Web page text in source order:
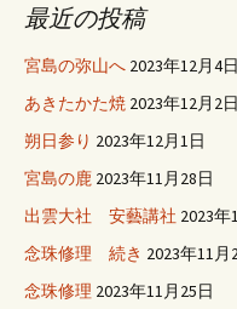
最近の投稿
宮島の弥山へ 2023年12月4日
あきたかた焼 2023年12月2日
朔日参り 2023年12月1日
宮島の鹿 2023年11月28日
出雲大社 安藝講社 2023年
念珠修理 続き 2023年11月
念珠修理 2023年11月25日